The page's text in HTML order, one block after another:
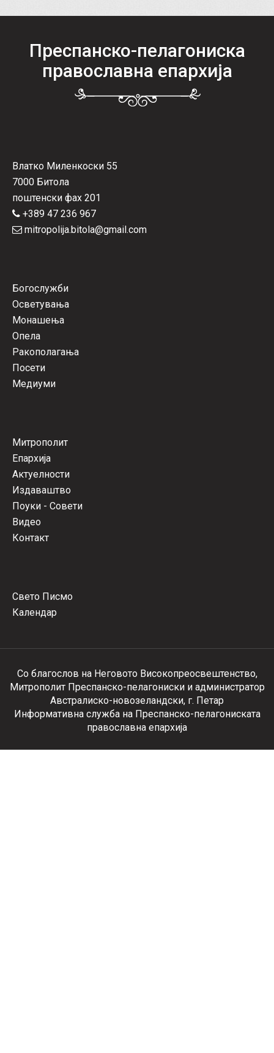
Преспанско-пелагониска
православна епархија
Влатко Миленкоски 55
7000 Битола
поштенски фах 201
+389 47 236 967
mitropolija.bitola@gmail.com
Богослужби
Осветувања
Монашења
Опела
Ракополагања
Посети
Медиуми
Митрополит
Епархија
Актуелности
Издаваштво
Поуки - Совети
Видео
Контакт
Свето Писмо
Календар
Со благослов на Неговото Високопреосвештенство,
Митрополит Преспанско-пелагониски и администратор
Австралиско-новозеландски, г. Петар
Информативна служба на Преспанско-пелагониската
православна епархија